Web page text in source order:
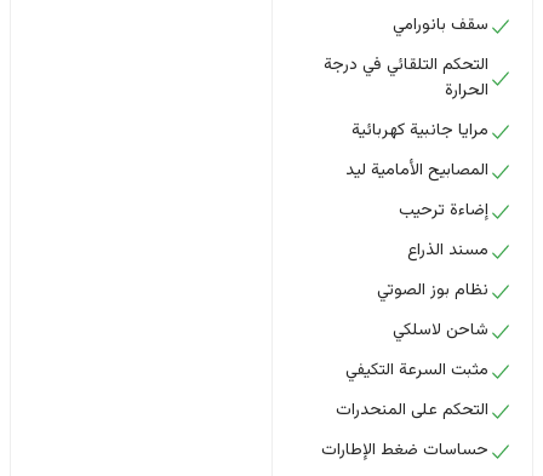
سقف بانورامي
التحكم التلقائي في درجة
الحرارة
مرايا جانبية كهربائية
المصابيح الأمامية ليد
إضاءة ترحيب
مسند الذراع
نظام بوز الصوتي
شاحن لاسلكي
مثبت السرعة التكيفي
التحكم على المنحدرات
حساسات ضغط الإطارات